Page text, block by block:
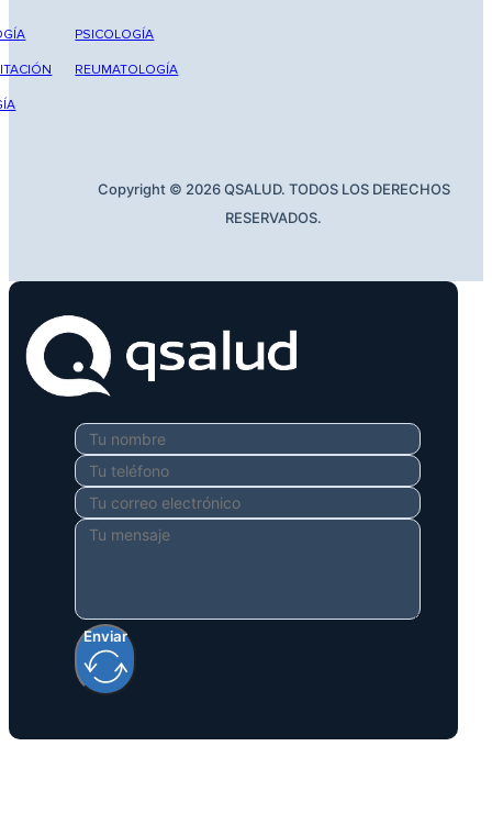
PSICOLOGÍA
REUMATOLOGÍA
Copyright © 2026 QSALUD. TODOS LOS DERECHOS
RESERVADOS.
Enviar